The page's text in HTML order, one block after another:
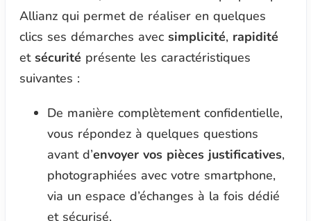
Allianz qui permet de réaliser en quelques
clics ses démarches avec simplicité, rapidité
et sécurité présente les caractéristiques
suivantes :
De manière complètement confidentielle,
vous répondez à quelques questions
avant d’envoyer vos pièces justificatives,
photographiées avec votre smartphone,
via un espace d’échanges à la fois dédié
et sécurisé,